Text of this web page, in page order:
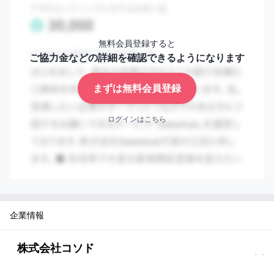
無料会員登録すると
ご協力金などの詳細を確認できるようになります
まずは無料会員登録
ログインはこちら
企業情報
株式会社コソド